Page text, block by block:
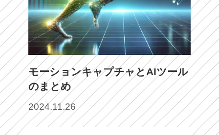
モーションキャプチャとAIツール
のまとめ
2024.11.26